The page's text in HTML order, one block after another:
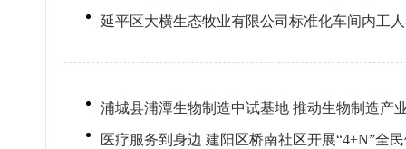
延平区大横生态牧业有限公司标准化车间内工
浦城县浦潭生物制造中试基地 推动生物制造产
医疗服务到身边 建阳区桥南社区开展“4+N”全